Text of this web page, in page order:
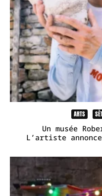
ARTS
Un musée
L’artiste